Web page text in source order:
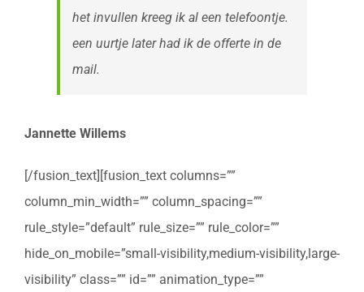
het invullen kreeg ik al een telefoontje.
een uurtje later had ik de offerte in de
mail.
Jannette Willems
[/fusion_text][fusion_text columns=””
column_min_width=”” column_spacing=””
rule_style=”default” rule_size=”” rule_color=””
hide_on_mobile=”small-visibility,medium-visibility,large-
visibility” class=”” id=”” animation_type=””